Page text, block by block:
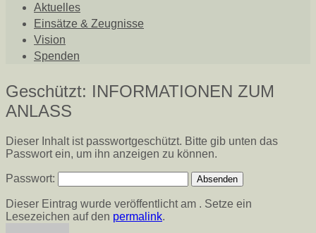
Aktuelles
Einsätze & Zeugnisse
Vision
Spenden
Geschützt: INFORMATIONEN ZUM
ANLASS
Dieser Inhalt ist passwortgeschützt. Bitte gib unten das
Passwort ein, um ihn anzeigen zu können.
Passwort:
Dieser Eintrag wurde veröffentlicht am . Setze ein
Lesezeichen auf den permalink.